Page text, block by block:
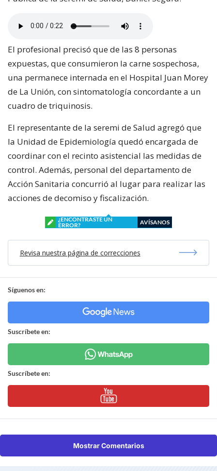
El profesional precisó que de las 8 personas
expuestas, que consumieron la carne sospechosa,
una permanece internada en el Hospital Juan Morey
de La Unión, con sintomatología concordante a un
cuadro de triquinosis.
El representante de la seremi de Salud agregó que
la Unidad de Epidemiología quedó encargada de
coordinar con el recinto asistencial las medidas de
control. Además, personal del departamento de
Acción Sanitaria concurrió al lugar para realizar las
acciones de decomiso y fiscalización.
¿ENCONTRASTE UN
ERROR?
AVÍSANOS
Revisa nuestra página de correcciones
Síguenos en:
Suscríbete en:
Suscríbete en:
Mostrar Comentarios